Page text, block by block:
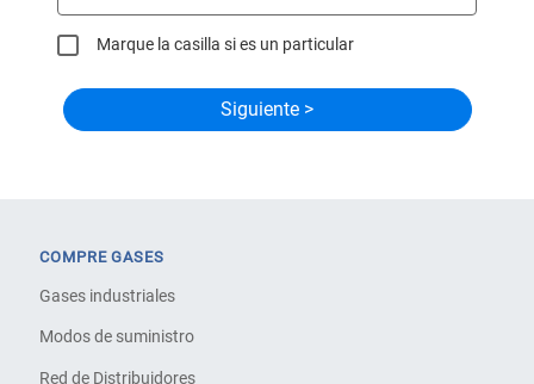
Marque la casilla si es un particular
COMPRE GASES
Gases industriales
Modos de suministro
Red de Distribuidores